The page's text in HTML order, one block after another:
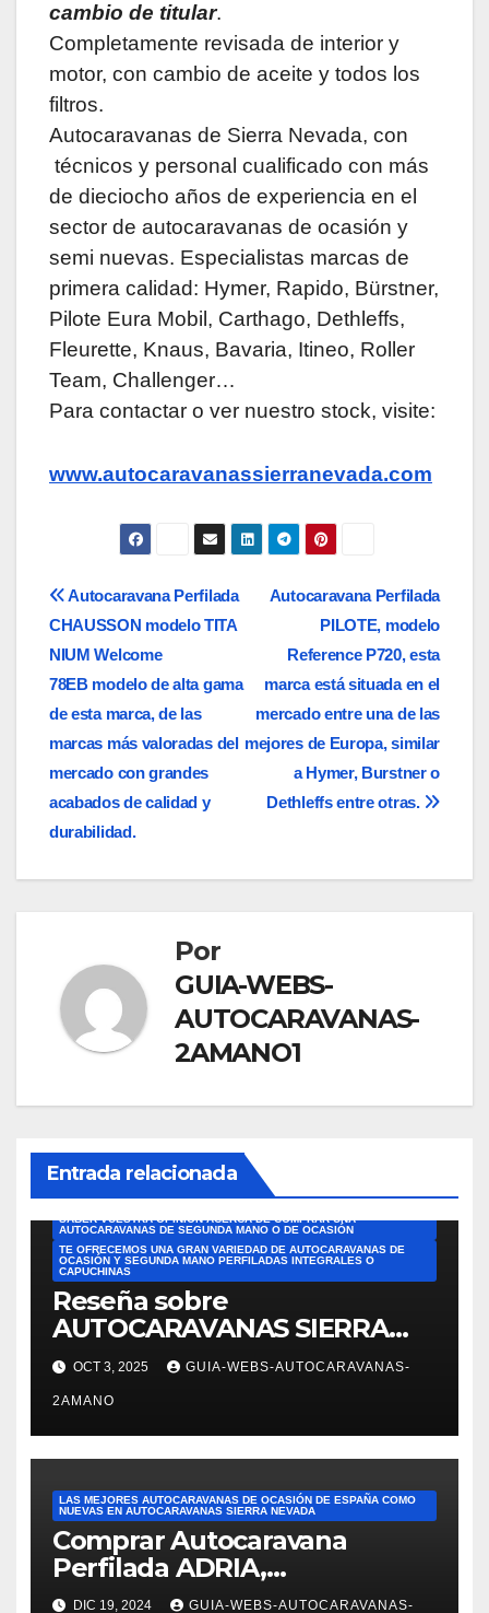
cambio de titular.
Completamente revisada de interior y
motor, con cambio de aceite y todos los
filtros.
Autocaravanas de Sierra Nevada, con
técnicos y personal cualificado con más
de dieciocho años de experiencia en el
sector de autocaravanas de ocasión y
semi nuevas. Especialistas marcas de
primera calidad: Hymer, Rapido, Bürstner,
Pilote Eura Mobil, Carthago, Dethleffs,
Fleurette, Knaus, Bavaria, Itineo, Roller
Team, Challenger…
Para contactar o ver nuestro stock, visite:
www.autocaravanassierranevada.com
Navegación
de
entradas
Autocaravana Perfilada
PILOTE, modelo
Reference P720, esta
marca está situada en el
mercado entre una de las
mejores de Europa, similar
a Hymer, Burstner o
Dethleffs entre otras.
Autocaravana Perfilada
CHAUSSON modelo TITA
NIUM Welcome
78EB modelo de alta gama
de esta marca, de las
marcas más valoradas del
mercado con grandes
acabados de calidad y
durabilidad.
Por
GUIA-WEBS-
AUTOCARAVANAS-
2AMANO1
Entrada relacionada
ANÁLISIS DE LAS MEJORES AUTOCARAVANAS DE 2025
NUEVAS EN AUTOCARAVANAS SIERRA NEVADA
LEE OPINIONES HONESTAS DE CLIENTES Y DESCUBRE POR QUÉ
COMPRAR CON AUTOCARAVANAS SIERRA NEVADA
SABER VUESTRA OPINIÓN ACERCA DE COMPRAR UNA
AUTOCARAVANAS DE SEGUNDA MANO O DE OCASIÓN
TE OFRECEMOS UNA GRAN VARIEDAD DE AUTOCARAVANAS DE
OCASIÓN Y SEGUNDA MANO PERFILADAS INTEGRALES O
CAPUCHINAS
Reseña sobre
AUTOCARAVANAS SIERRA
NEVADA. Las mejores
reseñas de AUTOCARAVANAS
DE SEGUNDA MANO DE
ESPAÑA. Reseña de JOSÉ
FELIPE PESQUERO. En el
ámbito de ventas: Alejandra
nos mostró varias
autocaravanas. Fue
superprofesional,
OCT 3, 2025 GUIA-WEBS-AUTOCARAVANAS-
2AMANO
LAS MEJORES AUTOCARAVANAS DE OCASIÓN DE ESPAÑA COMO
NUEVAS EN AUTOCARAVANAS SIERRA NEVADA
Comprar Autocaravana
Perfilada ADRIA,
modelo Matrix M680SP en
DIC 19, 2024 GUIA-WEBS-AUTOCARAVANAS-